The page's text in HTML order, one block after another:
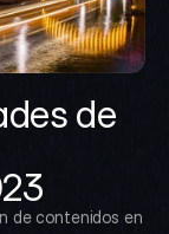
de
de contenidos en